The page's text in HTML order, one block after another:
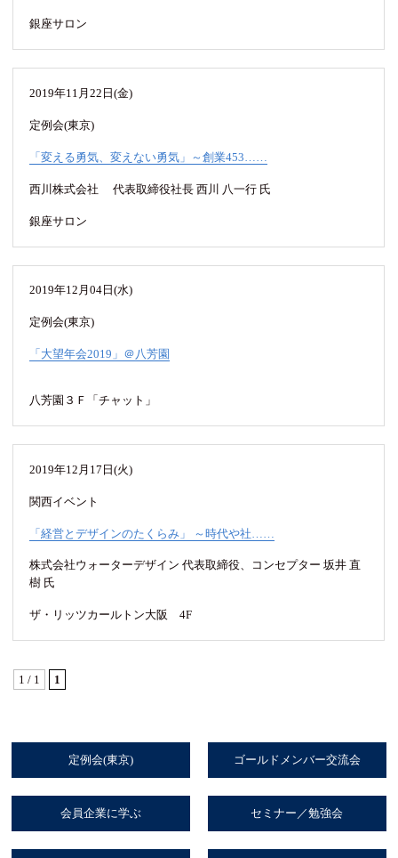
銀座サロン
2019年11月22日(金)
定例会(東京)
「変える勇気、変えない勇気」～創業453……
西川株式会社 代表取締役社長 西川 八一行 氏
銀座サロン
2019年12月04日(水)
定例会(東京)
「大望年会2019」＠八芳園
八芳園３Ｆ「チャット」
2019年12月17日(火)
関西イベント
「経営とデザインのたくらみ」 ～時代や社……
株式会社ウォーターデザイン 代表取締役、コンセプター 坂井 直
樹 氏
ザ・リッツカールトン大阪 4F
1 / 1 1
定例会(東京) ゴールドメンバー交流会
会員企業に学ぶ セミナー／勉強会